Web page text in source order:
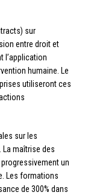
sur
entre droit et
l’application
humaine. Le
utiliseront ces
sur les
maîtrise des
un
Les formations
de 300% dans